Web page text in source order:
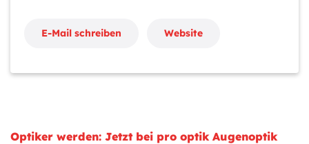
E-Mail schreiben Website
Optiker werden: Jetzt bei pro optik Augenoptik